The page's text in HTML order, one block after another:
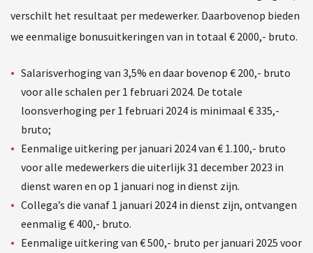
verschilt het resultaat per medewerker. Daarbovenop bieden
we eenmalige bonusuitkeringen van in totaal € 2000,- bruto.
Salarisverhoging van 3,5% en daar bovenop € 200,- bruto
voor alle schalen per 1 februari 2024. De totale
loonsverhoging per 1 februari 2024 is minimaal € 335,-
bruto;
Eenmalige uitkering per januari 2024 van € 1.100,- bruto
voor alle medewerkers die uiterlijk 31 december 2023 in
dienst waren en op 1 januari nog in dienst zijn.
Collega’s die vanaf 1 januari 2024 in dienst zijn, ontvangen
eenmalig € 400,- bruto.
Eenmalige uitkering van € 500,- bruto per januari 2025 voor